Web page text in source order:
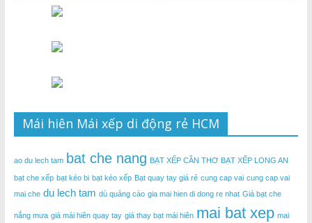
Mái hiên Mái xếp di động rẻ HCM
ao du lech tam bat che nang BẠT XẾP CẦN THƠ BẠT XẾP LONG AN
bạt che xếp bạt kéo bi bạt kéo xếp Bạt quay tay giá rẻ cung cap vai cung cap vai
mai che du lech tam dù quảng cáo gia mai hien di dong re nhat Giá bạt che
nắng mưa giá mái hiên quay tay giá thay bạt mái hiên mai bat xep mai